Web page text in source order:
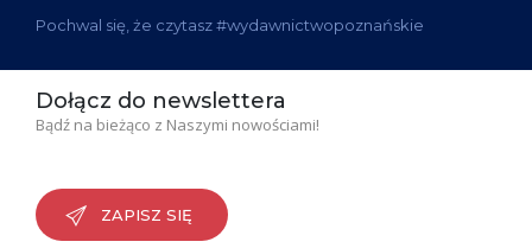
Pochwal się, że czytasz #wydawnictwopoznańskie
Dołącz do newslettera
Bądź na bieżąco z Naszymi nowościami!
ZAPISZ SIĘ